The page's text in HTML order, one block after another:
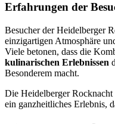
Erfahrungen der
Besucher der Heidelberger
einzigartigen Atmosphäre
Viele betonen, dass die
kulinarischen Erlebnissen
Besonderem macht.
Die Heidelberger
ein ganzheitliches Erlebnis,